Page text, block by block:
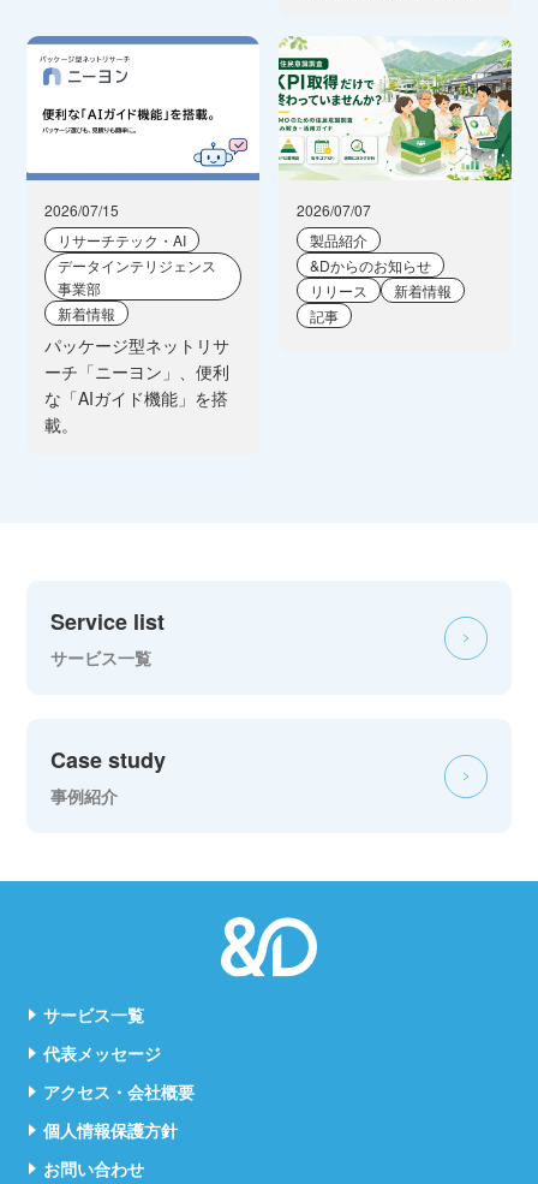
2026/07/15
リサーチテック・AI
データインテリジェンス
事業部
新着情報
パッケージ型ネットリサ
ーチ「ニーヨン」、便利
な「AIガイド機能」を搭
載。
2026/07/07
製品紹介
&Dからのお知らせ
リリース
新着情報
記事
Service list
サービス一覧
Case study
事例紹介
サービス一覧
代表メッセージ
アクセス・会社概要
個人情報保護方針
お問い合わせ